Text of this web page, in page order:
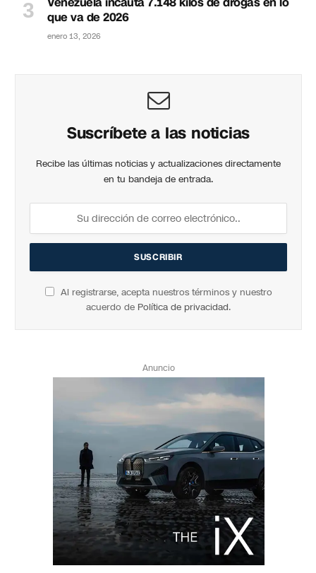
que va de 2026
enero 13, 2026
Suscríbete a las noticias
Recibe las últimas noticias y actualizaciones directamente
en tu bandeja de entrada.
Al registrarse, acepta nuestros términos y nuestro
acuerdo de Política de privacidad.
Anuncio